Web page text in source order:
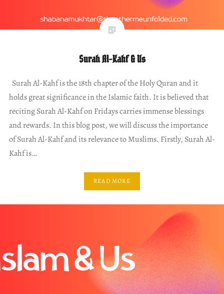
Surah Al-Kahf & Us
Surah Al-Kahf is the 18th chapter of the Holy Quran and it
holds great significance in the Islamic faith. It is believed that
reciting Surah Al-Kahf on Fridays carries immense blessings
and rewards. In this blog post, we will discuss the importance
of Surah Al-Kahf and its relevance to Muslims. Firstly, Surah Al-
Kahf is…
READ MORE